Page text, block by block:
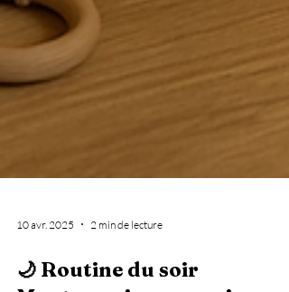
10 avr. 2025 2 min de lecture